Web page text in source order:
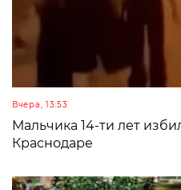
Вчера, 13:53
Мальчика 14-ти лет
Краснодаре